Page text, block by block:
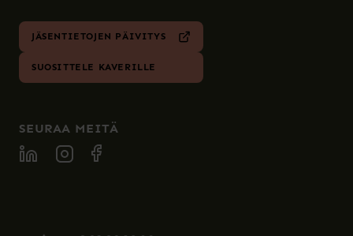
JÄSENTIETOJEN PÄIVITYS
SUOSITTELE KAVERILLE
SEURAA MEITÄ
SPECIA LINKEDIN
SPECIA INSTAGRAM
SPECIA FACEBOOK